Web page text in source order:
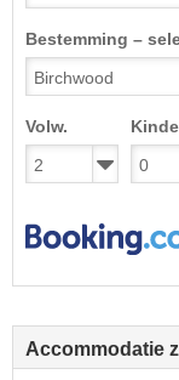
Bestemming –
Volw.
Accommodatie